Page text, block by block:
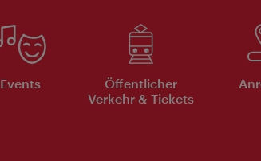
Events
Öffentlicher
Verkehr & Tickets